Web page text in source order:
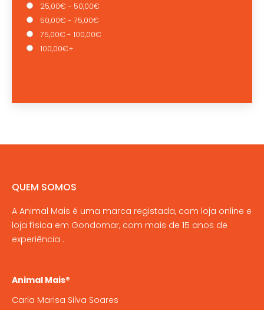
25,00€ - 50,00€
50,00€ - 75,00€
75,00€ - 100,00€
100,00€+
QUEM SOMOS
A Animal Mais é uma marca registada, com loja online e
loja física em Gondomar, com mais de 15 anos de
experiência .
Animal Mais®
Carla Marisa Silva Soares